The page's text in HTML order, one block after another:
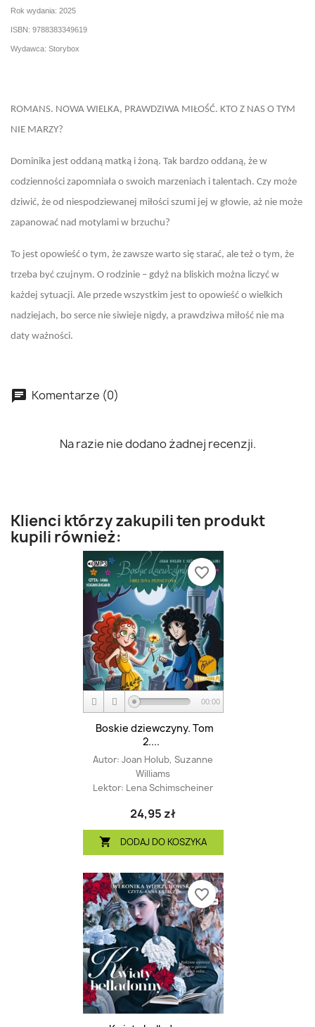
Rok wydania: 2025
ISBN: 9788383349619
Wydawca: Storybox
ROMANS. NOWA WIELKA, PRAWDZIWA MIŁOŚĆ. KTO Z NAS O TYM
NIE MARZY?
Dominika jest oddaną matką i żoną. Tak bardzo oddaną, że w
codzienności zapomniała o swoich marzeniach i talentach. Czy może
dziwić, że od niespodziewanej miłości szumi jej w głowie, aż nie może
zapanować nad motylami w brzuchu?
To jest opowieść o tym, że zawsze warto się starać, ale też o tym, że
trzeba być czujnym. O rodzinie – gdyż na bliskich można liczyć w
każdej sytuacji. Ale przede wszystkim jest to opowieść o wielkich
nadziejach, bo serce nie siwieje nigdy, a prawdziwa miłość nie ma
daty ważności.
Komentarze (0)
Na razie nie dodano żadnej recenzji.
Klienci którzy zakupili ten produkt
kupili również:
00:00
Boskie dziewczyny. Tom
2....
Autor: Joan Holub, Suzanne
Williams
Lektor: Lena Schimscheiner
24,95 zł
 DODAJ DO KOSZYKA
favorite_border
favorite_border